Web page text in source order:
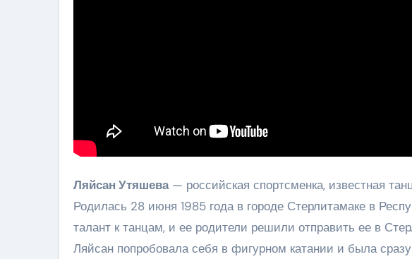
Ляйсан Утяшева— российская спортсменка, известная
Родилась 28 июня 1985 года в городе Стерлитамаке в
талант к танцам, и ее родители решили отправить ее в
Ляйсан попробовала себя в фигурном катании и была